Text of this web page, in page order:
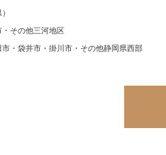
その他三河地区
・袋井市・掛川市・その他静岡県西部